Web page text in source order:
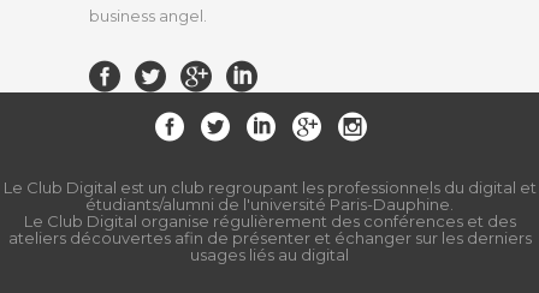
business angel.
Le Club Digital est un club regroupant les professionnels du digital et
étudiants/alumni de l'université Paris-Dauphine.
Le Club Digital organise régulièrement des conférences et des
ateliers découvertes afin de présenter et échanger sur les derniers
usages liés au digital